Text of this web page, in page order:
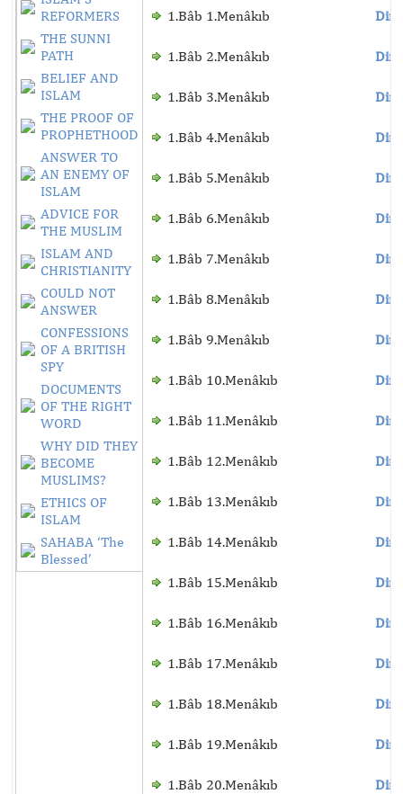
REFORMERS
THE SUNNI
PATH
BELIEF AND
ISLAM
THE PROOF OF
PROPHETHOOD
ANSWER TO
AN ENEMY OF
ISLAM
ADVICE FOR
THE MUSLIM
ISLAM AND
CHRISTIANITY
COULD NOT
ANSWER
CONFESSIONS
OF A BRITISH
SPY
DOCUMENTS
OF THE RIGHT
WORD
WHY DID THEY
BECOME
MUSLIMS?
ETHICS OF
ISLAM
SAHABA ‘The
Blessed’
1.Bâb 1.Menâkıb
1.Bâb 2.Menâkıb
1.Bâb 3.Menâkıb
1.Bâb 4.Menâkıb
1.Bâb 5.Menâkıb
1.Bâb 6.Menâkıb
1.Bâb 7.Menâkıb
1.Bâb 8.Menâkıb
1.Bâb 9.Menâkıb
1.Bâb 10.Menâkıb
1.Bâb 11.Menâkıb
1.Bâb 12.Menâkıb
1.Bâb 13.Menâkıb
1.Bâb 14.Menâkıb
1.Bâb 15.Menâkıb
1.Bâb 16.Menâkıb
1.Bâb 17.Menâkıb
1.Bâb 18.Menâkıb
1.Bâb 19.Menâkıb
1.Bâb 20.Menâkıb